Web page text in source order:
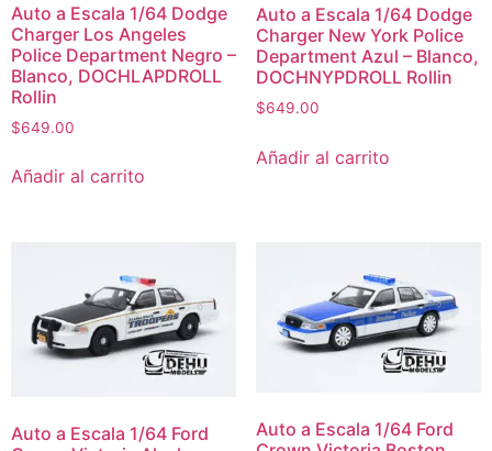
Auto a Escala 1/64 Dodge
Charger Los Angeles
Police Department Negro –
Blanco, DOCHLAPDROLL
Rollin
$649.00
Añadir al carrito
Auto a Escala 1/64 Dodge
Charger New York Police
Department Azul – Blanco,
DOCHNYPDROLL Rollin
$649.00
Añadir al carrito
Auto a Escala 1/64 Ford
Auto a Escala 1/64 Ford